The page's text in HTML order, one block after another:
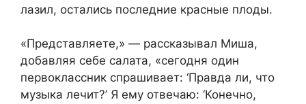
лазил, остались последние красные плоды.
«Представляете,» — рассказывал Миша,
добавляя себе салата, «сегодня один
первоклассник спрашивает: ‘Правда ли, что
музыка лечит?’ Я ему отвечаю: ‘Конечно,